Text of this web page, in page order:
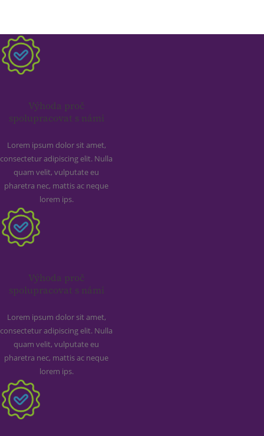
Výhoda proč
spolupracovat s námi
Lorem ipsum dolor sit amet,
consectetur adipiscing elit. Nulla
quam velit, vulputate eu
pharetra nec, mattis ac neque
lorem ips.
Výhoda proč
spolupracovat s námi
Lorem ipsum dolor sit amet,
consectetur adipiscing elit. Nulla
quam velit, vulputate eu
pharetra nec, mattis ac neque
lorem ips.